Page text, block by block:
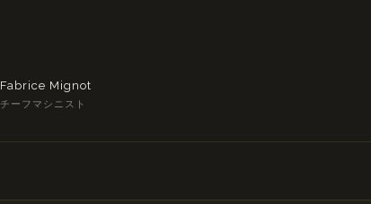
Fabrice Mignot
チーフマシニスト